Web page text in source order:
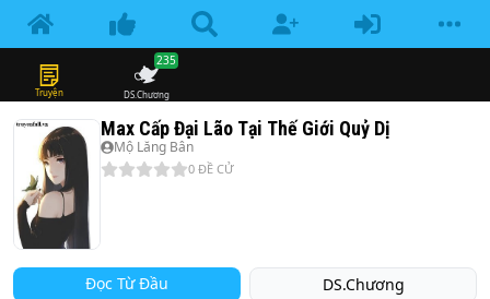
Truyện DS.Chương
235
Max Cấp Đại Lão Tại Thế Giới Quỷ Dị
Mộ Lăng Bân
0 ĐỀ CỬ
Đọc Từ Đầu DS.Chương